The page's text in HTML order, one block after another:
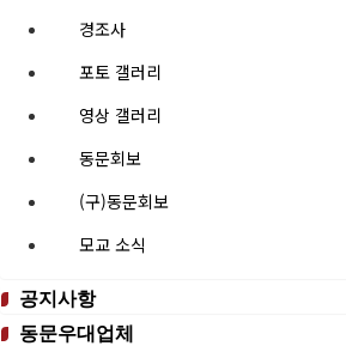
경조사
포토 갤러리
영상 갤러리
동문회보
(구)동문회보
모교 소식
공지사항
동문우대업체